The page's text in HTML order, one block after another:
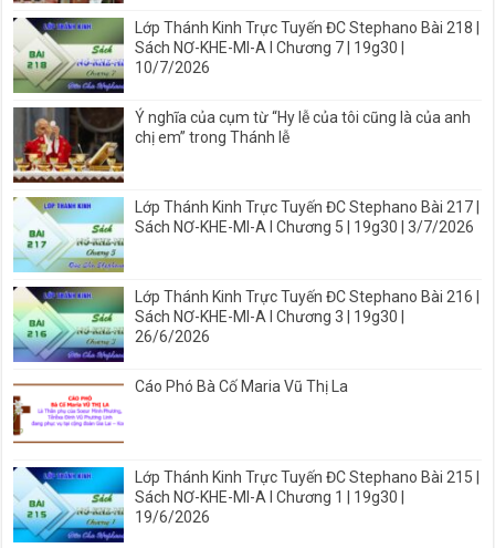
Lớp Thánh Kinh Trực Tuyến ĐC Stephano Bài 218 |
Sách NƠ-KHE-MI-A I Chương 7 | 19g30 |
10/7/2026
Ý nghĩa của cụm từ “Hy lễ của tôi cũng là của anh
chị em” trong Thánh lễ
Lớp Thánh Kinh Trực Tuyến ĐC Stephano Bài 217 |
Sách NƠ-KHE-MI-A I Chương 5 | 19g30 | 3/7/2026
Lớp Thánh Kinh Trực Tuyến ĐC Stephano Bài 216 |
Sách NƠ-KHE-MI-A I Chương 3 | 19g30 |
26/6/2026
Cáo Phó Bà Cố Maria Vũ Thị La
Lớp Thánh Kinh Trực Tuyến ĐC Stephano Bài 215 |
Sách NƠ-KHE-MI-A I Chương 1 | 19g30 |
19/6/2026